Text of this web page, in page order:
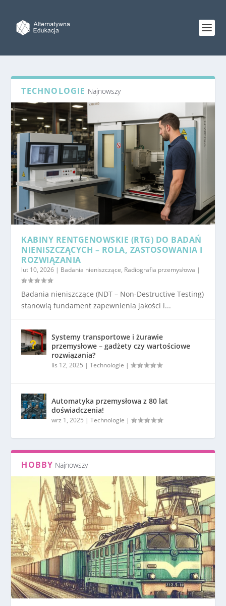
TECHNOLOGIE Najnowszy
KABINY RENTGENOWSKIE (RTG) DO BADAŃ
NIENISZCZĄCYCH – ROLA, ZASTOSOWANIA I
ROZWIĄZANIA
lut 10, 2026 | Badania nieniszczące, Radiografia przemysłowa |
Badania nieniszczące (NDT – Non-Destructive Testing)
stanowią fundament zapewnienia jakości i...
Systemy transportowe i żurawie
przemysłowe – gadżety czy wartościowe
rozwiązania?
lis 12, 2025 |Technologie |
Automatyka przemysłowa z 80 lat
doświadczenia!
wrz 1, 2025 |Technologie |
HOBBY Najnowszy